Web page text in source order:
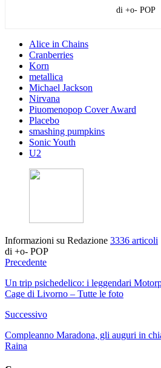
di +o- POP
Alice in Chains
Cranberries
Korn
metallica
Michael Jackson
Nirvana
Piuomenopop Cover Award
Placebo
smashing pumpkins
Sonic Youth
U2
Informazioni su Redazione 3336 articoli
di +o- POP
Precedente
Un trip psichedelico: i leggendari
Cage di Livorno – Tutte le foto
Successivo
Compleanno Maradona, gli auguri in
Raina